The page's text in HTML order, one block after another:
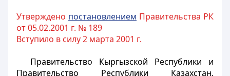
Утверждено постановлением Правительства РК
от 05.02.2001 г. № 189
Вступило в силу 2 марта 2001 г.
Правительство Кыргызской Республики и
Правительство Республики Казахстан,